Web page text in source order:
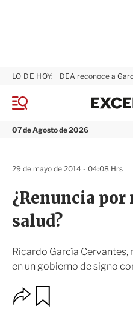
M
n
07 de Agosto de 2026
LO DE HOY: DEA reconoce a
¿Renuncia por
salud?
Ricardo García Cervantes,
en un gobierno de signo
29 de mayo de 2014 - 04:08 Hrs
O
p